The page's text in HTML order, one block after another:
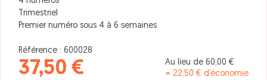
Trimestriel
Premier numéro sous 4 à 6 semaines
Référence : 600028
37,50 €
Au lieu de 60,00 €
= 22,50 € d’économie